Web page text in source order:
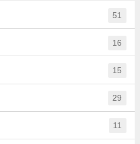
51
16
15
29
11